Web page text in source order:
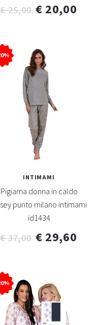
€ 25,00 € 20,00
INTIMAMI
Pigiama donna in caldo
punto milano intimami
id1434
€ 37,00 € 29,60